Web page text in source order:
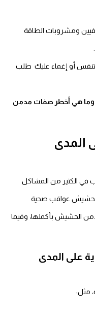
ومشروبات الطاقة
أو إغماء عليك طلب
وما هي أخطر صفات مدمن
المدى
الكثير من المشاكل
الحشيش عواقب صحية
الحشيش بأكملها، وفيما
على المدى
مثل: